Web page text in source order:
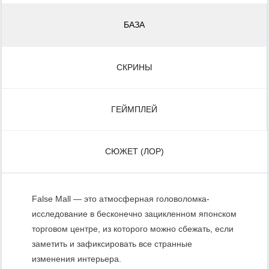
БАЗА
СКРИНЫ
ГЕЙМПЛЕЙ
СЮЖЕТ (ЛОР)
False Mall — это атмосферная головоломка-
исследование в бесконечно зацикленном японском
торговом центре, из которого можно сбежать, если
заметить и зафиксировать все странные
изменения интерьера.